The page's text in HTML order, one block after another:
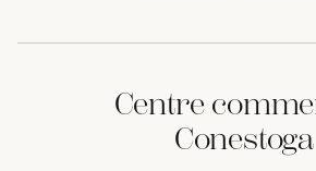
Centre
Conestoga